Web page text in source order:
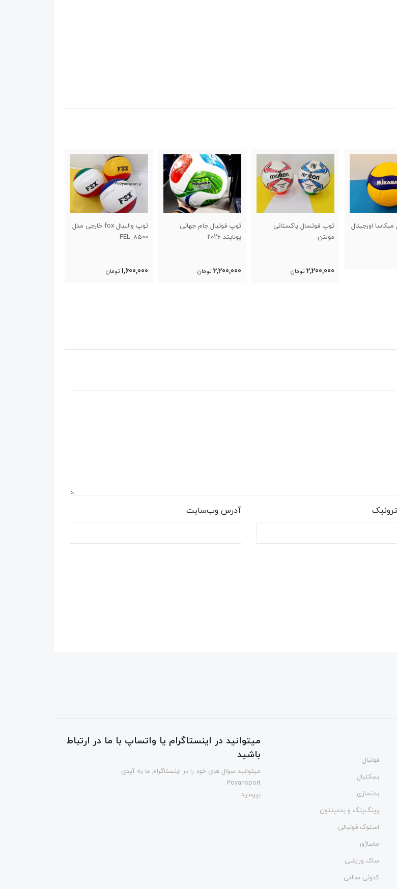
پاکستانی
توپ فوتبال جام جهانی
یونایتد ۲۰۲۶
2,200,000 تومان
توپ والیبال fox خارجی مدل
FEL_8500
1,600,000 تومان
توپ داژ بال یا توپ وسطی
850,000 تومان
آدرس وب‌سایت
فوتبال
بسکتبال
بدنسازی
پینگ‌پنگ و بدمينتون
استوک فوتبالی
ماساژور
ساک ورزشی
کتونی سالنی
میتوانید در اینستاگرام یا واتساپ با ما در ارتباط
باشید
میتوانید سوال های خود را در اینستاگرام ما به آیدی
Poyansport
بپرسید